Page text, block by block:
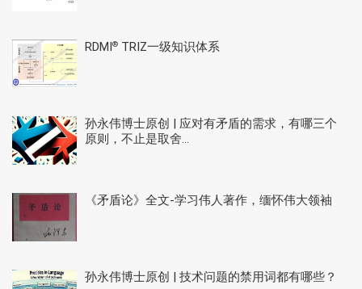
RDMI® TRIZ一级知识体系
孙永伟博士原创 | 应对有矛盾的需求，有哪三个
原则，不止是取舍...
《矛盾论》全文-学习伟人著作，缅怀伟大领袖
孙永伟博士原创 | 技术问题的禁用词都有哪些？